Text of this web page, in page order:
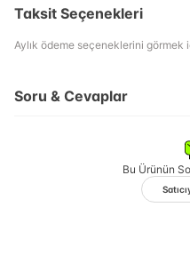
Taksit Seçenekleri
Aylık ödeme seçeneklerini görmek
Soru & Cevaplar
Bu Ürünün